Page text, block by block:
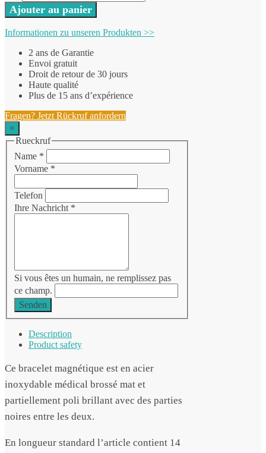
Ajouter au panier
Informationen zu unseren Produkten >>
2 ans de Garantie
Envoi gratuit
Droit de retour de 30 jours
Haute qualité
Plus de 15 ans d’expérience
Fragen? Jetzt Rückruf anfordern
×
Rueckruf
Name *
Vorname *
Telefon
Ihre Nachricht *
Si vous êtes un humain, ne remplissez pas
ce champ.
Senden
Description
Product safety
Ce bracelet magnétique est en acier
inoxydable médical brossé mat et
partiellement poli brillant avec des parties
noires entre les deux.
En longueur standard l’article contient 14